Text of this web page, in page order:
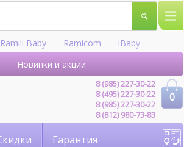
Ramili Baby Ramicom
iBaby
Новинки и акции
0
8 (985) 227-30-22
8 (495) 227-30-22
8 (985) 227-30-22
8 (812) 980-73-83
Гарантия